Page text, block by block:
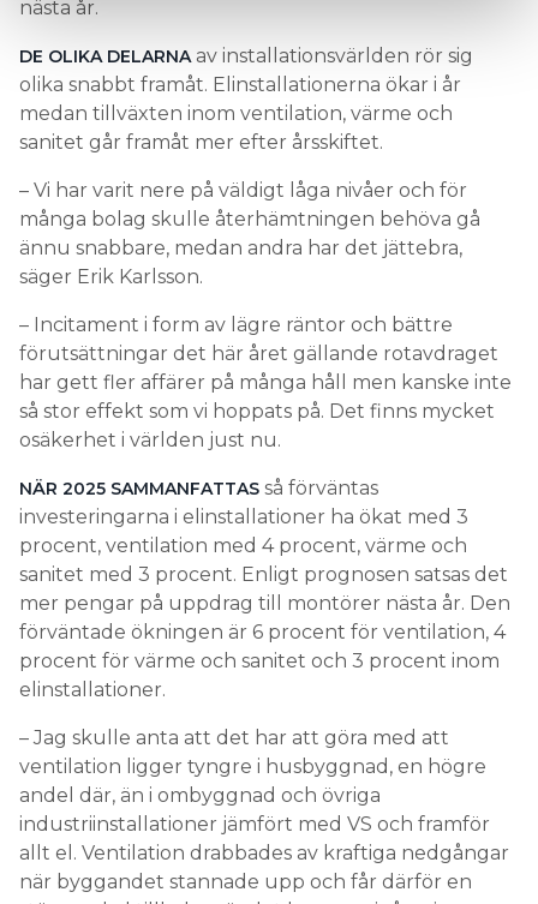
nästa år.
DE OLIKA DELARNA av installationsvärlden rör sig
olika snabbt framåt. Elinstallationerna ökar i år
medan tillväxten inom ventilation, värme och
sanitet går framåt mer efter årsskiftet.
– Vi har varit nere på väldigt låga nivåer och för
många bolag skulle återhämtningen behöva gå
ännu snabbare, medan andra har det jättebra,
säger Erik Karlsson.
– Incitament i form av lägre räntor och bättre
förutsättningar det här året gällande rotavdraget
har gett fler affärer på många håll men kanske inte
så stor effekt som vi hoppats på. Det finns mycket
osäkerhet i världen just nu.
NÄR 2025 SAMMANFATTAS så förväntas
investeringarna i elinstallationer ha ökat med 3
procent, ventilation med 4 procent, värme och
sanitet med 3 procent. Enligt prognosen satsas det
mer pengar på uppdrag till montörer nästa år. Den
förväntade ökningen är 6 procent för ventilation, 4
procent för värme och sanitet och 3 procent inom
elinstallationer.
– Jag skulle anta att det har att göra med att
ventilation ligger tyngre i husbyggnad, en högre
andel där, än i ombyggnad och övriga
industriinstallationer jämfört med VS och framför
allt el. Ventilation drabbades av kraftiga nedgångar
när byggandet stannade upp och får därför en